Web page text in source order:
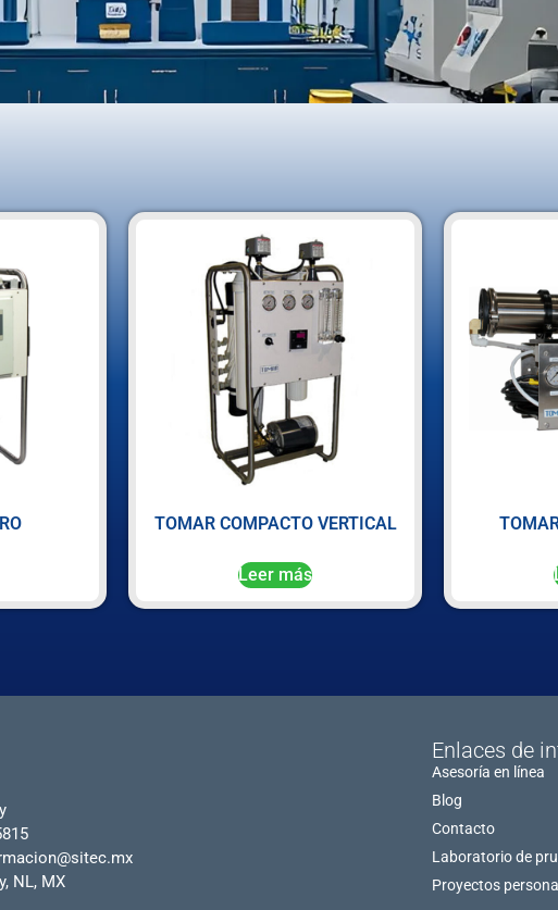
TOMAR COMPACTO VERTICAL
Leer más
NL, MX
Enlaces de
Asesoría en línea
Blog
Contacto
Laboratorio de
Proyectos